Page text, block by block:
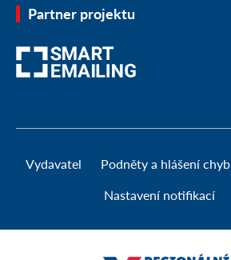
Partner projektu
Vydavatel Podněty a hlášení chyb
Nastavení notifikací